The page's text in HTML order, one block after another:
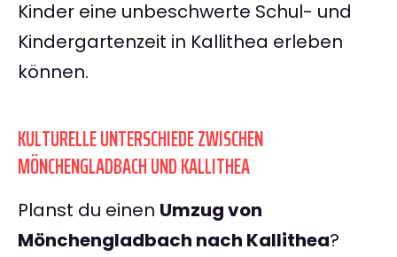
Kinder eine unbeschwerte Schul- und
Kindergartenzeit in Kallithea erleben
können.
KULTURELLE UNTERSCHIEDE ZWISCHEN
MÖNCHENGLADBACH UND KALLITHEA
Planst du einen Umzug von
Mönchengladbach nach Kallithea?